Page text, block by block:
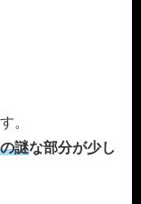
。
謎な部分が少し